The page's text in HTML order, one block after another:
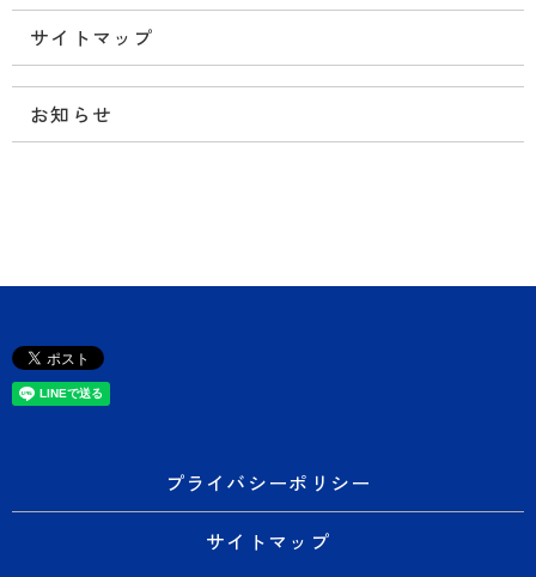
サイトマップ
お知らせ
プライバシーポリシー
サイトマップ